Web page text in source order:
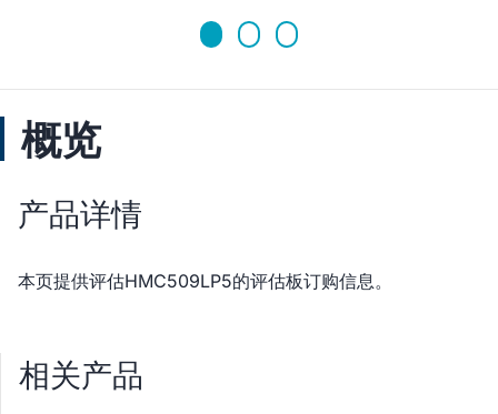
概览
产品详情
本页提供评估HMC509LP5的评估板订购信息。
相关产品